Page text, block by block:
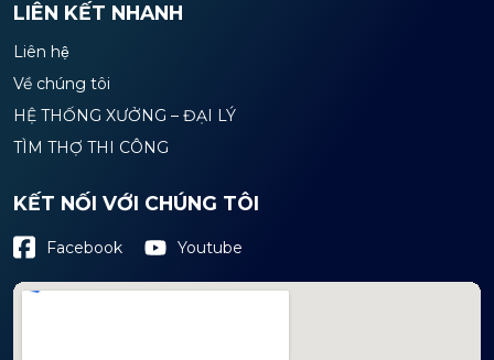
LIÊN KẾT NHANH
Liên hệ
Về chúng tôi
HỆ THỐNG XƯỞNG – ĐẠI LÝ
TÌM THỢ THI CÔNG
KẾT NỐI VỚI CHÚNG TÔI
Facebook Youtube